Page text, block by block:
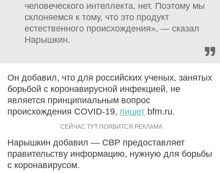
человеческого интеллекта, нет. Поэтому мы
склоняемся к тому, что это продукт
естественного происхождения», — сказал
Нарышкин.
Он добавил, что для российских ученых, занятых
борьбой с коронавирусной инфекцией, не
является принципиальным вопрос
происхождения COVID-19, пишет bfm.ru.
Нарышкин добавил — СВР предоставляет
правительству информацию, нужную для борьбы
с коронавирусом.